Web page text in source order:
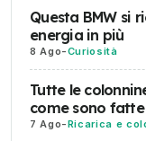
Questa BMW si
energia in più
8 Ago-Curiosità
Tutte le
come sono fatte
7 Ago-Ricarica e